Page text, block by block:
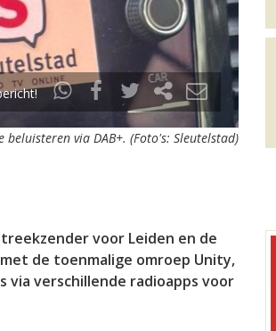
via DAB+. (Foto's: Sleutelstad)
voor Leiden en de
de toenmalige omroep Unity,
verschillende radioapps voor